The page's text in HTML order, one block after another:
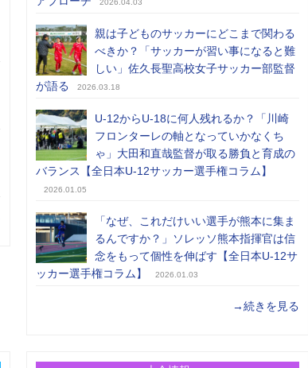
2026.04.03
親は子どものサッカーにどこまで関わる
べきか？「サッカーが習い事になると難
しい」佐久長聖高校女子サッカー部監督
が語る
2026.03.18
U-12からU-18に何人残れるか？「川崎
フロンターレの軸となっていかなくち
ゃ」大田和直哉監督が取る勝負と育成の
バランス【全日本U-12サッカー選手権コラム】
2026.01.05
「なぜ、これだけいい選手が熊本に集ま
るんですか？」ソレッソ熊本指揮官は信
念をもって個性を伸ばす【全日本U-12サ
ッカー選手権コラム】
2026.01.03
→続きを見る